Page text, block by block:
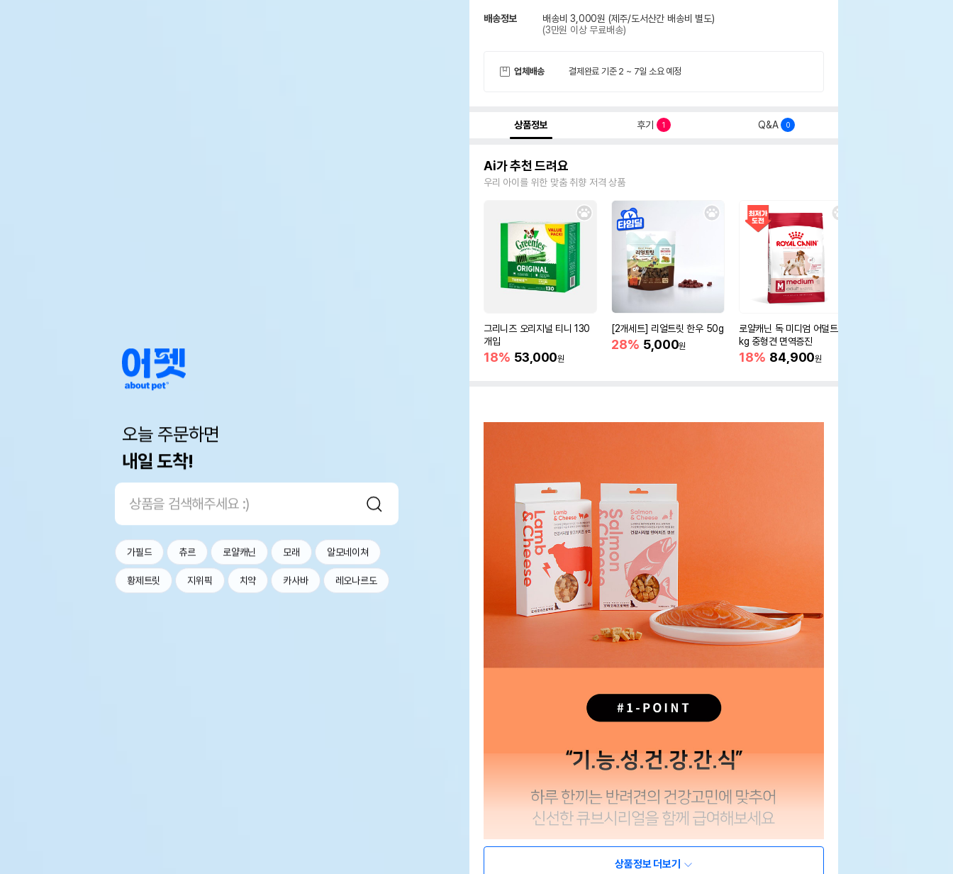
오늘 주문하면
내일 도착!
가필드 츄르 로얄캐닌 모래 알모네이쳐
황제트릿 지위픽 치약 카사바 레오나르도
배송정보 배송비 3,000원 (제주/도서산간 배송비 별도)
(3만원 이상 무료배송)
업체배송 결제완료 기준 2 ~ 7일 소요 예정
상품정보 후기 1 Q&A 0
Ai가 추천 드려요
우리 아이를 위한 맞춤 취향 저격 상품
그리니즈 오리지널 티니 130
개입
18% 53,000원
[2개세트] 리얼트릿 한우 50g
28% 5,000원
로얄캐닌 독 미디엄 어덜트 10
kg 중형견 면역증진
18% 84,900원
상품정보 더보기